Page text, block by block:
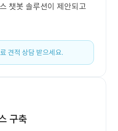
챗봇 솔루션이 제안되고
견적 상담 받으세요.
구축